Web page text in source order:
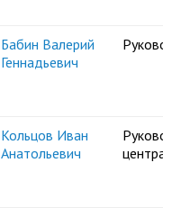
Бабин Валерий
Геннадьевич
Кольцов Иван
Анатольевич
центра